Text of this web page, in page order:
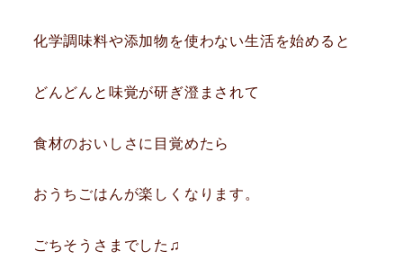
化学調味料や添加物を使わない生活を始めると
どんどんと味覚が研ぎ澄まされて
食材のおいしさに目覚めたら
おうちごはんが楽しくなります。
ごちそうさまでした♫